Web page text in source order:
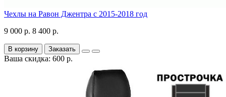
Чехлы на Равон Джентра с 2015-2018 год
9 000 р. 8 400 р.
В корзину Заказать
Ваша скидка: 600 р.